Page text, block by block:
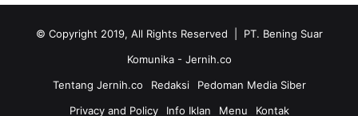
© Copyright 2019, All Rights Reserved | PT. Bening Suar
Komunika - Jernih.co
Tentang Jernih.co
Redaksi
Pedoman Media Siber
Privacy and Policy
Info Iklan Menu Kontak